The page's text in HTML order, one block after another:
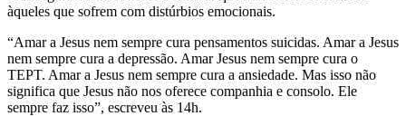
àqueles que sofrem com distúrbios emocionais.
“Amar a Jesus nem sempre cura pensamentos suicidas. Amar a Jesus
nem sempre cura a depressão. Amar Jesus nem sempre cura o
TEPT. Amar a Jesus nem sempre cura a ansiedade. Mas isso não
significa que Jesus não nos oferece companhia e consolo. Ele
sempre faz isso”, escreveu às 14h.